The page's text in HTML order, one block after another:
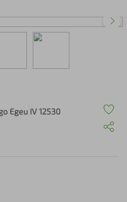
Egeu IV 12530